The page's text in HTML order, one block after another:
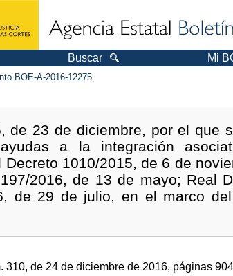
Buscar Mi
BOE-A-2016-12275
de 23 de diciembre, por el que
a la integración
1010/2015, de 6 de
2016, de 13 de mayo; Real
de 29 de julio, en el marco
310, de 24 de diciembre de 2016, páginas